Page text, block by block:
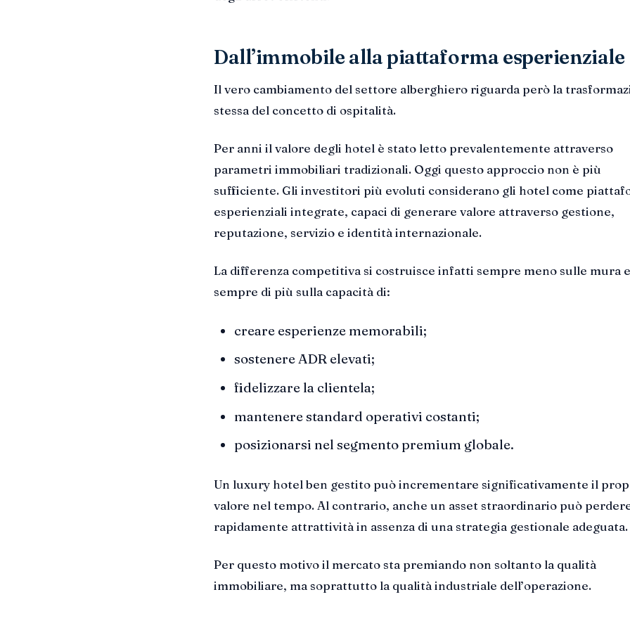
Dall’immobile alla piattaforma esperienziale
Il vero cambiamento del settore alberghiero riguarda però la
stessa del concetto di ospitalità.
Per anni il valore degli hotel è stato letto prevalentemente attraverso
parametri immobiliari tradizionali. Oggi questo approccio non è più
sufficiente. Gli investitori più evoluti considerano gli hotel come
esperienziali integrate, capaci di generare valore attraverso gestione,
reputazione, servizio e identità internazionale.
La differenza competitiva si costruisce infatti sempre meno sulle mura e
sempre di più sulla capacità di:
creare esperienze memorabili;
sostenere ADR elevati;
fidelizzare la clientela;
mantenere standard operativi costanti;
posizionarsi nel segmento premium globale.
Un luxury hotel ben gestito può incrementare significativamente il
valore nel tempo. Al contrario, anche un asset straordinario può
rapidamente attrattività in assenza di una strategia gestionale adeguata.
Per questo motivo il mercato sta premiando non soltanto la qualità
immobiliare, ma soprattutto la qualità industriale dell’operazione.